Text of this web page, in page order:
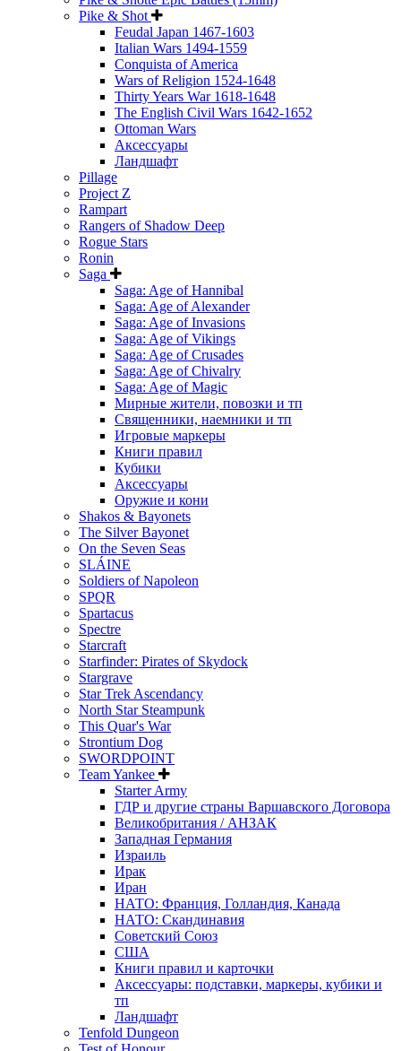
Pike & Shot
Feudal Japan 1467-1603
Italian Wars 1494-1559
Conquista of America
Wars of Religion 1524-1648
Thirty Years War 1618-1648
The English Civil Wars 1642-1652
Ottoman Wars
Аксессуары
Ландшафт
Pillage
Project Z
Rampart
Rangers of Shadow Deep
Rogue Stars
Ronin
Saga
Saga: Age of Hannibal
Saga: Age of Alexander
Saga: Age of Invasions
Saga: Age of Vikings
Saga: Age of Crusades
Saga: Age of Chivalry
Saga: Age of Magic
Мирные жители, повозки и тп
Священники, наемники и тп
Игровые маркеры
Книги правил
Кубики
Аксессуары
Оружие и кони
Shakos & Bayonets
The Silver Bayonet
On the Seven Seas
SLÁINE
Soldiers of Napoleon
SPQR
Spartacus
Spectre
Starcraft
Starfinder: Pirates of Skydock
Stargrave
Star Trek Ascendancy
North Star Steampunk
This Quar's War
Strontium Dog
SWORDPOINT
Team Yankee
Starter Army
ГДР и другие страны Варшавского Договора
Великобритания / АНЗАК
Западная Германия
Израиль
Ирак
Иран
НАТО: Франция, Голландия, Канада
НАТО: Скандинавия
Советский Союз
США
Книги правил и карточки
Аксессуары: подставки, маркеры, кубики и
тп
Ландшафт
Tenfold Dungeon